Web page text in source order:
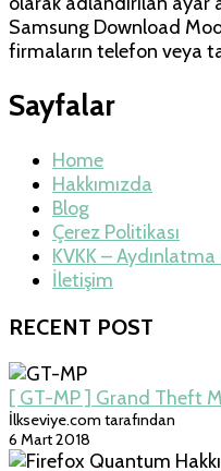
Samsung Download
firmaların telefon veya
Sayfalar
Home
Hakkımızda
Blog
Çerez Politikası
KVKK –
İletişim
RECENT POST
[ GT-MP ] Grand Theft
İlkseviye.com tarafından
6 Mart 2018